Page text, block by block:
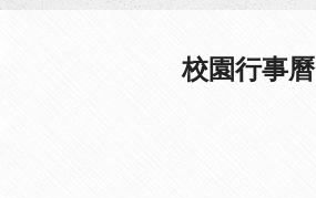
校園行事曆